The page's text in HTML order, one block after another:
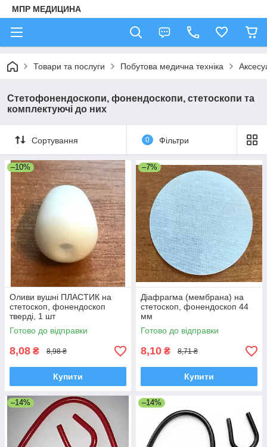
МПР МЕДИЦИНА
Товари та послуги Побутова медична техніка
Стетофонендоскопи, фонендоскопи, стетоскопи та
комплектуючі до них
Сортування 0 Фільтри
–10%
Оливи вушні ПЛАСТИК на
стетоскоп, фонендоскоп
тверді, 1 шт
Готово до відправки
8,08 ₴ 8,98 ₴
Купити
–7%
Діафрагма (мембрана) на
стетоскоп, фонендоскоп 44
мм
Готово до відправки
8,10 ₴ 8,71 ₴
Купити
–14% –14%